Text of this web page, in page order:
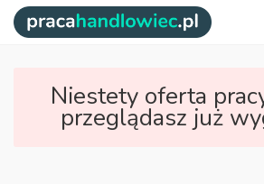
Niestety oferta
przeglądasz już